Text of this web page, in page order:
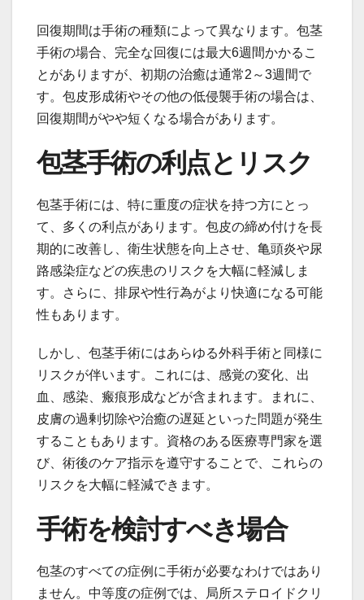
回復期間は手術の種類によって異なります。包茎
手術の場合、完全な回復には最大6週間かかるこ
とがありますが、初期の治癒は通常2～3週間で
す。包皮形成術やその他の低侵襲手術の場合は、
回復期間がやや短くなる場合があります。
包茎手術の利点とリスク
包茎手術には、特に重度の症状を持つ方にとっ
て、多くの利点があります。包皮の締め付けを長
期的に改善し、衛生状態を向上させ、亀頭炎や尿
路感染症などの疾患のリスクを大幅に軽減しま
す。さらに、排尿や性行為がより快適になる可能
性もあります。
しかし、包茎手術にはあらゆる外科手術と同様に
リスクが伴います。これには、感覚の変化、出
血、感染、瘢痕形成などが含まれます。まれに、
皮膚の過剰切除や治癒の遅延といった問題が発生
することもあります。資格のある医療専門家を選
び、術後のケア指示を遵守することで、これらの
リスクを大幅に軽減できます。
手術を検討すべき場合
包茎のすべての症例に手術が必要なわけではあり
ません。中等度の症例では、局所ステロイドクリ